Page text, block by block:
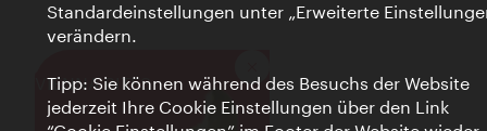
VIENNA BITES Schließen
Standardeinstellungen unter „Erweiterte
verändern.
Tipp: Sie können während des Besuchs der Website
jederzeit Ihre Cookie Einstellungen über den Link